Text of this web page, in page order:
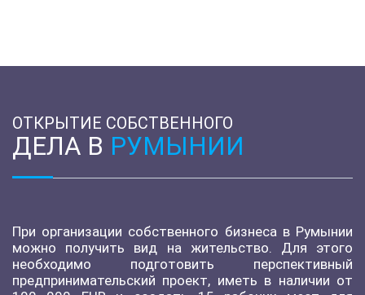
ОТКРЫТИЕ СОБСТВЕННОГО
ДЕЛА В РУМЫНИИ
При организации собственного бизнеса в Румынии
можно получить вид на жительство. Для этого
необходимо подготовить перспективный
предпринимательский проект, иметь в наличии от